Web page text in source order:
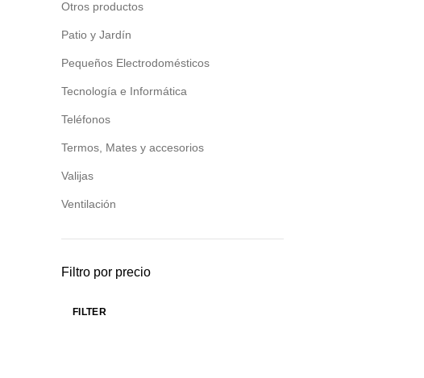
Otros productos
Patio y Jardín
Pequeños Electrodomésticos
Tecnología e Informática
Teléfonos
Termos, Mates y accesorios
Valijas
Ventilación
Filtro por precio
FILTER